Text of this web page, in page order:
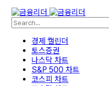
경제 캘린더
토스증권
나스닥 차트
S&P 500 차트
코스피 차트